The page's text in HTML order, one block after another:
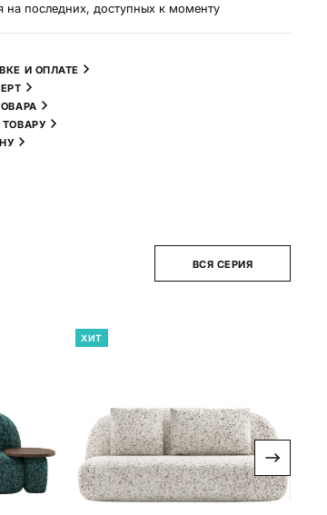
на последних, доступных к моменту
И ОПЛАТЕ
ВСЯ СЕРИЯ
ХИТ